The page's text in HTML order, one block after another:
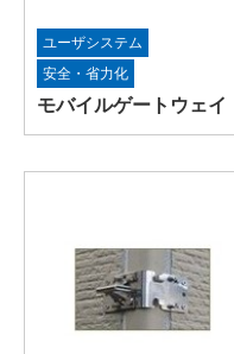
ユーザシステム
安全・省力化
モバイルゲートウェイ